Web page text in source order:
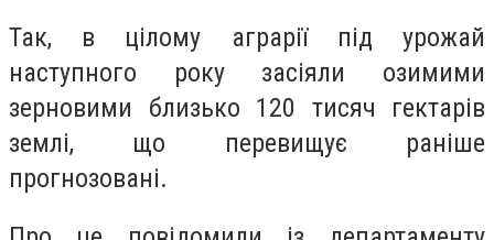
Так, в цілому аграрії під урожай
наступного року засіяли озимими
зерновими близько 120 тисяч гектарів
землі, що перевищує раніше
прогнозовані.